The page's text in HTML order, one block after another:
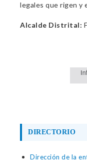
legales que rigen y
Alcalde Distrital:
DIRECTORIO
Dirección de la